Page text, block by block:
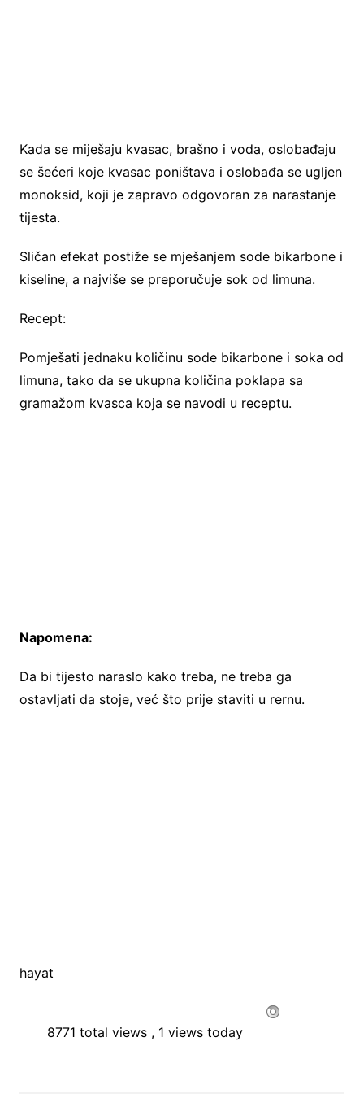
Kada se miješaju kvasac, brašno i voda, oslobađaju
se šećeri koje kvasac poništava i oslobađa se ugljen
monoksid, koji je zapravo odgovoran za narastanje
tijesta.
Sličan efekat postiže se mješanjem sode bikarbone i
kiseline, a najviše se preporučuje sok od limuna.
Recept:
Pomješati jednaku količinu sode bikarbone i soka od
limuna, tako da se ukupna količina poklapa sa
gramažom kvasca koja se navodi u receptu.
Napomena:
Da bi tijesto naraslo kako treba, ne treba ga
ostavljati da stoje, već što prije staviti u rernu.
hayat
8771 total views , 1 views today